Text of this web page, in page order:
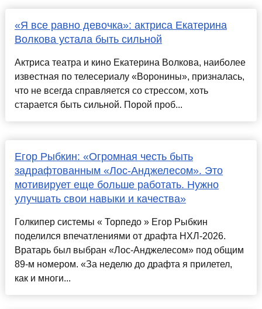
«Я все равно девочка»: актриса Екатерина
Волкова устала быть сильной
Актриса театра и кино Екатерина Волкова, наиболее
известная по телесериалу «Воронины», призналась,
что не всегда справляется со стрессом, хоть
старается быть сильной. Порой проб...
Егор Рыбкин: «Огромная честь быть
задрафтованным «Лос-Анджелесом». Это
мотивирует еще больше работать. Нужно
улучшать свои навыки и качества»
Голкипер системы « Торпедо » Егор Рыбкин
поделился впечатлениями от драфта НХЛ-2026.
Вратарь был выбран «Лос-Анджелесом» под общим
89-м номером. «За неделю до драфта я прилетел,
как и многи...